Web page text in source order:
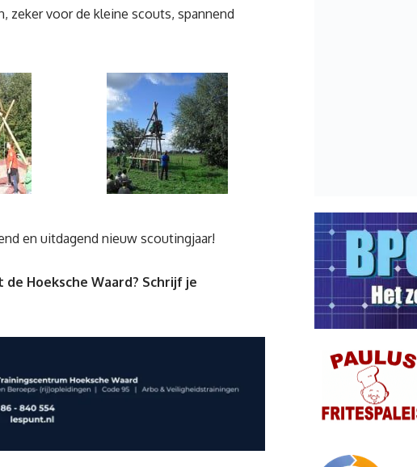
zeker voor de kleine scouts, spannend
en uitdagend nieuw scoutingjaar!
Hoeksche Waard? Schrijf je